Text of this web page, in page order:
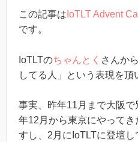
この記事は IoTLT Advent
です。
IoTLTのちゃんとく さんか
してる人」という表現を頂
事実、昨年11月まで大阪
年12月から東京にやって
すし、2月にIoTLTに登壇